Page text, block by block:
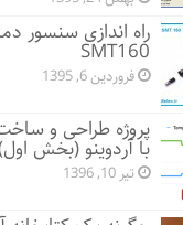
راه اندازی سنسور
SMT160
فروردین 6, 1395
پروژه طراحی و ساخت
با آردوینو (بخش
تیر 10, 1396